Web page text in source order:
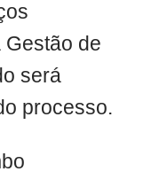
Gestão de
será
processo.